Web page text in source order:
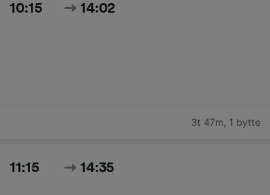
10:15 14:02
3t 47m, 1 bytte
11:15 14:35